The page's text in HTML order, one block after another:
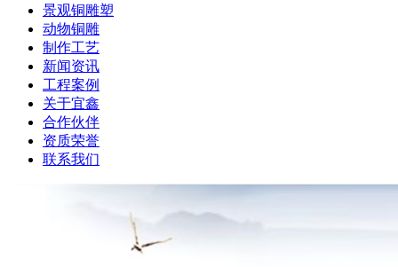
景观铜雕塑
动物铜雕
制作工艺
新闻资讯
工程案例
关于宜鑫
合作伙伴
资质荣誉
联系我们